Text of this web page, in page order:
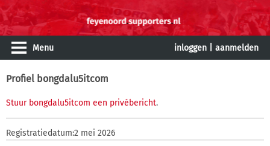
Menu inloggen aanmelden
Profiel bongdalu5itcom
Stuur bongdalu5itcom een privébericht.
Registratiedatum:2 mei 2026